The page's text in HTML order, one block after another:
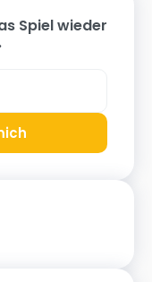
Spiel wieder